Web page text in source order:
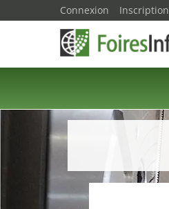
Connexion Inscription